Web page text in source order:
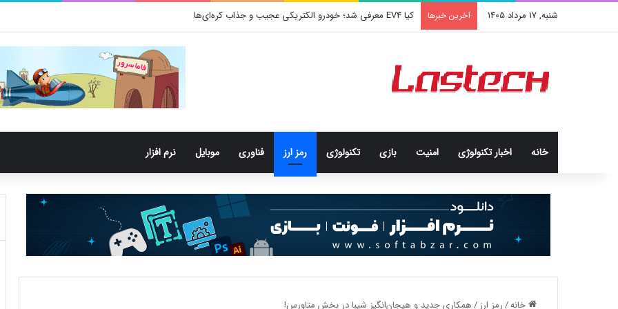
شنبه, 17 مرداد 1405 آخرین خبرها کشف جدید دانشمندان: برخی باکتری‌های دهان می‌توانند خطر ابتلا به آلزایمر را افزایش دهند
خانه اخبار تکنولوژی امنيت بازی تکنولوژی رمز ارز فناوری موبایل نرم افزار
خانه/رمز ارز/همکاری جدید و هیجان‌انگیز شیبا در بخش متاورس!